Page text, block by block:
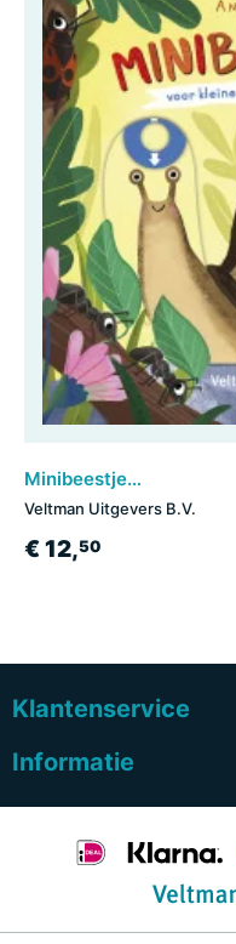
Minibeestjes - voor kleine ontdekkingsreizigers
Veltman Uitgevers B.V.
€ 12,50
Klantenservice
Informatie